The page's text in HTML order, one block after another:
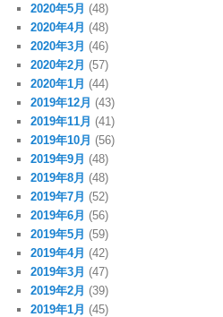
2020年5月 (48)
2020年4月 (48)
2020年3月 (46)
2020年2月 (57)
2020年1月 (44)
2019年12月 (43)
2019年11月 (41)
2019年10月 (56)
2019年9月 (48)
2019年8月 (48)
2019年7月 (52)
2019年6月 (56)
2019年5月 (59)
2019年4月 (42)
2019年3月 (47)
2019年2月 (39)
2019年1月 (45)